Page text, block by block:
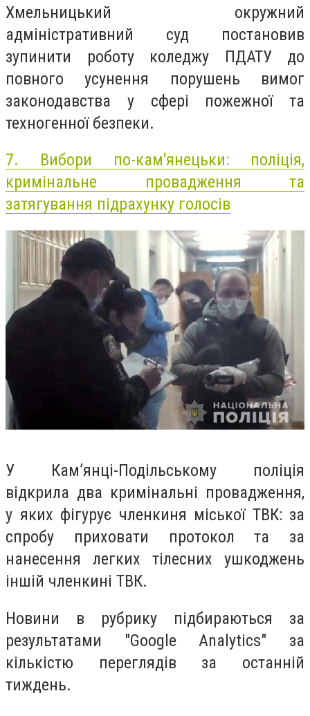
Хмельницький окружний
адміністративний суд постановив
зупинити роботу коледжу ПДАТУ до
повного усунення порушень вимог
законодавства у сфері пожежної та
техногенної безпеки.
7. Вибори по-кам'янецьки: поліція,
кримінальне провадження та
затягування підрахунку голосів
У Кам’янці-Подільському поліція
відкрила два кримінальні провадження,
у яких фігурує членкиня міської ТВК: за
спробу приховати протокол та за
нанесення легких тілесних ушкоджень
іншій членкині ТВК.
Новини в рубрику підбираються за
результатами "Google Analytics" за
кількістю переглядів за останній
тиждень.